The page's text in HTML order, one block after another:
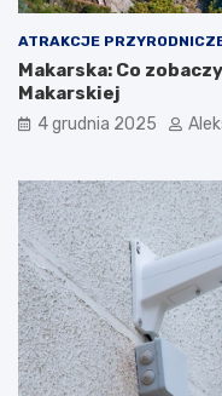
ATRAKCJE
Makarska: Co
Makarskiej
4 grudnia 2025